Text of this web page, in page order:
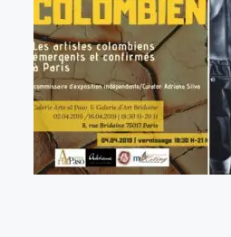
Aviso legal
Política de cookies
Expositions
Bruit de gommettes Paris 2025